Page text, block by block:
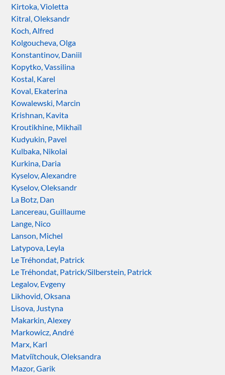
Kirtoka, Violetta
Kitral, Oleksandr
Koch, Alfred
Kolgoucheva, Olga
Konstantinov, Daniil
Kopytko, Vassilina
Kostal, Karel
Koval, Ekaterina
Kowalewski, Marcin
Krishnan, Kavita
Kroutikhine, Mikhaïl
Kudyukin, Pavel
Kulbaka, Nikolai
Kurkina, Daria
Kyselov, Alexandre
Kyselov, Oleksandr
La Botz, Dan
Lancereau, Guillaume
Lange, Nico
Lanson, Michel
Latypova, Leyla
Le Tréhondat, Patrick
Le Tréhondat, Patrick/Silberstein, Patrick
Legalov, Evgeny
Likhovid, Oksana
Lisova, Justyna
Makarkin, Alexey
Markowicz, André
Marx, Karl
Matviïtchouk, Oleksandra
Mazor, Garik